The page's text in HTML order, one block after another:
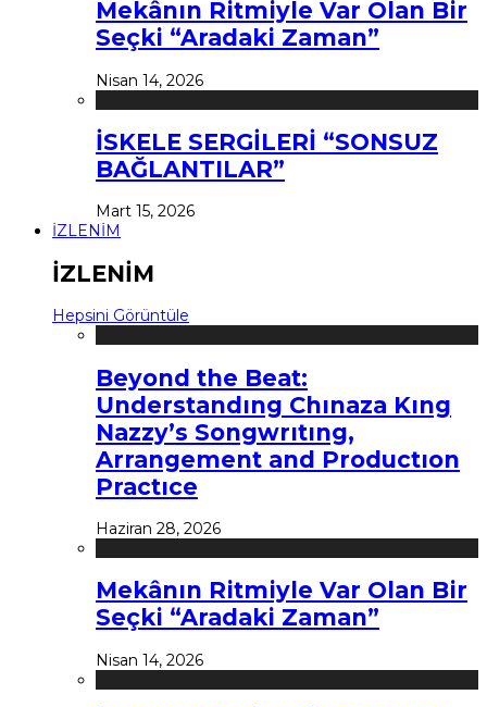
Mekânın Ritmiyle Var Olan Bir
Seçki “Aradaki Zaman”
Nisan 14, 2026
İSKELE SERGİLERİ “SONSUZ
BAĞLANTILAR”
Mart 15, 2026
İZLENİM
İZLENİM
Hepsini Görüntüle
Beyond the Beat:
Understandıng Chınaza Kıng
Nazzy’s Songwrıtıng,
Arrangement and Productıon
Practıce
Haziran 28, 2026
Mekânın Ritmiyle Var Olan Bir
Seçki “Aradaki Zaman”
Nisan 14, 2026